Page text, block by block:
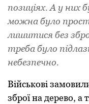
позиціях. А у них
можна було
лишитися без
треба було
небезпечно.
Військові
зброї на дерево, а